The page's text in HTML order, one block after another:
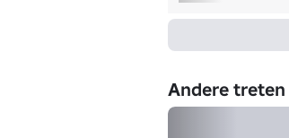
Andere treten